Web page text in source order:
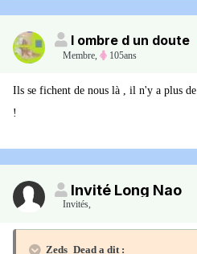
l ombre d un doute
Membre, 105ans
Ils se fichent de nous là , il n'y a plus
!
Invité Long Nao
Invités,
Zeds_Dead a dit :